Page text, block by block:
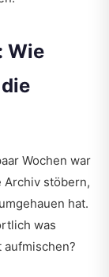
Wie
Wochen war
Archiv stöbern,
hat.
was
aufmischen?